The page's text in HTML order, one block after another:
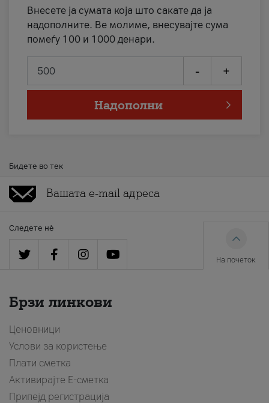
Внесете ја сумата која што сакате да ја
надополните. Ве молиме, внесувајте сума
помеѓу 100 и 1000 денари.
- +
Надополни
Бидете во тек
Следете нè
На почеток
Брзи линкови
Ценовници
Услови за користење
Плати сметка
Активирајте Е-сметка
Припејд регистрација